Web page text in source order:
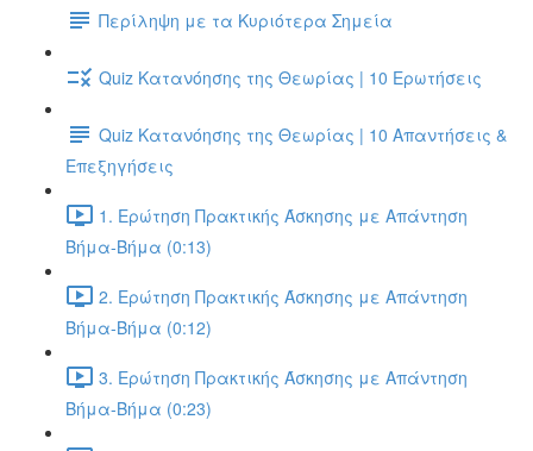
Περίληψη με τα Κυριότερα Σημεία
Quiz Κατανόησης της Θεωρίας | 10 Ερωτήσεις
Quiz Κατανόησης της Θεωρίας | 10 Απαντήσεις &
Επεξηγήσεις
1. Ερώτηση Πρακτικής Άσκησης με Απάντηση
Βήμα-Βήμα (0:13)
2. Ερώτηση Πρακτικής Άσκησης με Απάντηση
Βήμα-Βήμα (0:12)
3. Ερώτηση Πρακτικής Άσκησης με Απάντηση
Βήμα-Βήμα (0:23)